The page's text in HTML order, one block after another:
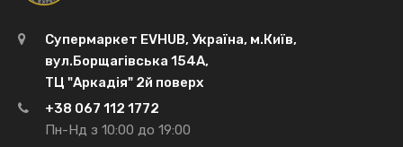
Супермаркет EVHUB, Україна, м.Київ,
вул.Борщагівська 154А,
ТЦ "Аркадія" 2й поверх
+38 067 112 1772
Пн-Нд з 10:00 до 19:00